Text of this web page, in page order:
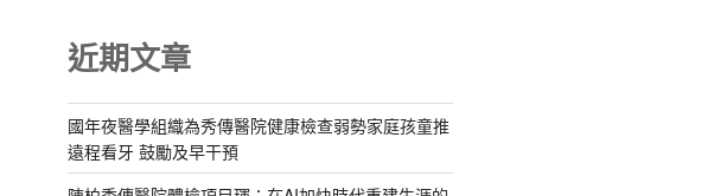
近期文章
國年夜醫學組織為秀傳醫院健康檢查弱勢家庭孩童推
遠程看牙 鼓勵及早干預